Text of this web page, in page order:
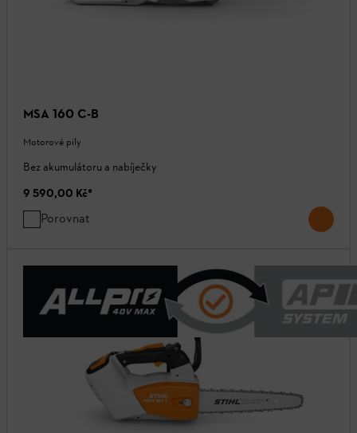
MSA 160 C-B
Motorové pily
Bez akumulátoru a nabíječky
9 590,00 Kč*
Porovnat